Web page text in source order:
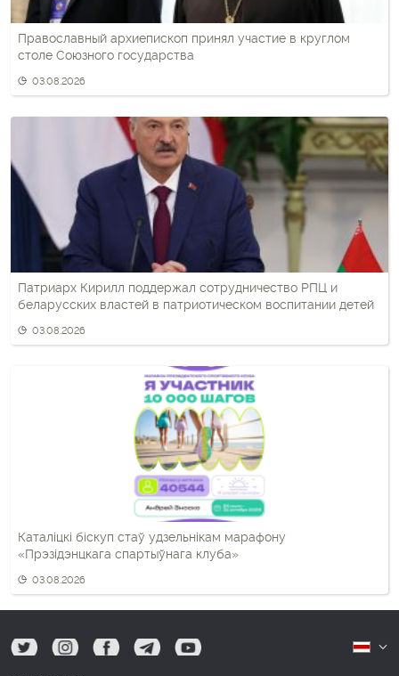
Православный архиепископ принял участие в круглом
столе Союзного государства
03.08.2026
Патриарх Кирилл поддержал сотрудничество РПЦ и
беларусских властей в патриотическом воспитании детей
03.08.2026
Каталіцкі біскуп стаў удзельнікам марафону
«Прэзідэнцкага спартыўнага клуба»
03.08.2026
tw ig fb tg yt